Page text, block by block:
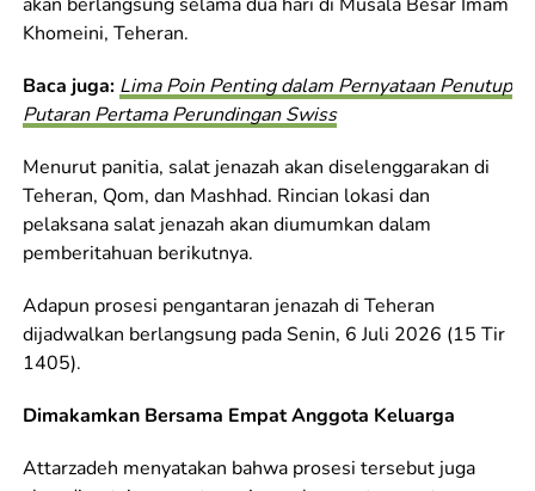
Khomeini, Teheran.
Baca juga: Lima Poin Penting dalam Pernyataan Penutup
Putaran Pertama Perundingan Swiss
Menurut panitia, salat jenazah akan diselenggarakan di
Teheran, Qom, dan Mashhad. Rincian lokasi dan
pelaksana salat jenazah akan diumumkan dalam
pemberitahuan berikutnya.
Adapun prosesi pengantaran jenazah di Teheran
dijadwalkan berlangsung pada Senin, 6 Juli 2026 (15 Tir
1405).
Dimakamkan Bersama Empat Anggota Keluarga
Attarzadeh menyatakan bahwa prosesi tersebut juga